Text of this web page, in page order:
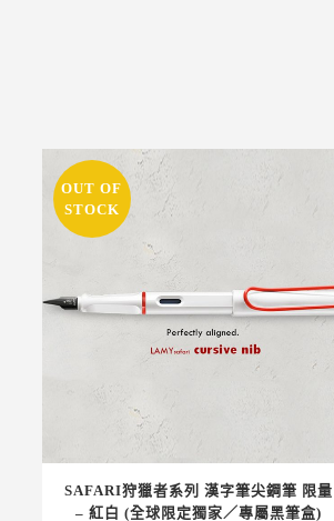
OUT OF
STOCK
SAFARI狩獵者系列 漢字筆尖鋼筆 限量
– 紅白 (全球限定獨家／專屬黑筆盒)